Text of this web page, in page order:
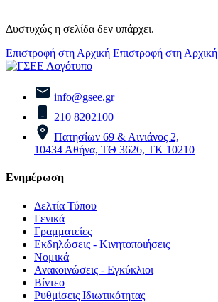
Δυστυχώς η σελίδα δεν υπάρχει.
Επιστροφή στη Αρχική Επιστροφή στη Αρχική
info@gsee.gr
210 8202100
Πατησίων 69 & Αινιάνος 2,
10434 Αθήνα, ΤΘ 3626, ΤΚ 10210
Ενημέρωση
Δελτία Τύπου
Γενικά
Γραμματείες
Εκδηλώσεις - Κινητοποιήσεις
Νομικά
Ανακοινώσεις - Εγκύκλιοι
Βίντεο
Ρυθμίσεις Ιδιωτικότητας